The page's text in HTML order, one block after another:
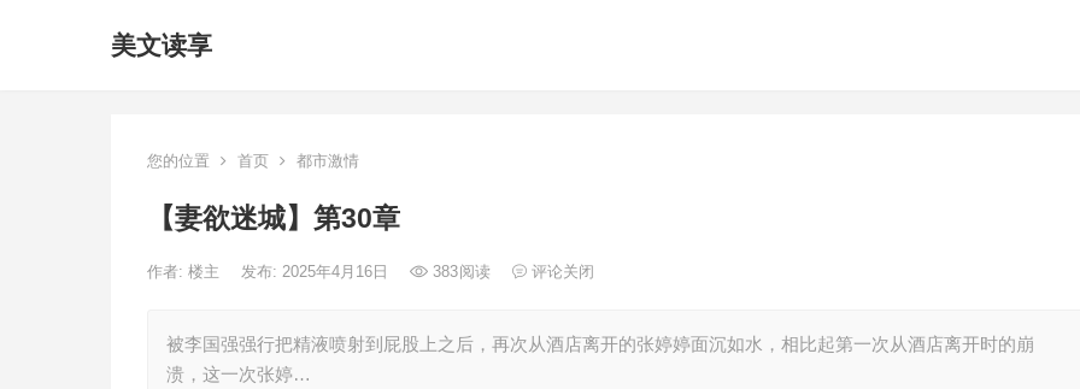
美文读享
您的位置 首页 都市激情
【妻欲迷城】第30章
作者: 楼主 发布: 2025年4月16日 383阅读 评论关闭
被李国强强行把精液喷射到屁股上之后，再次从酒店离开的张婷婷面沉如水，相比起第一次从酒店离开时的崩
溃，这一次张婷…